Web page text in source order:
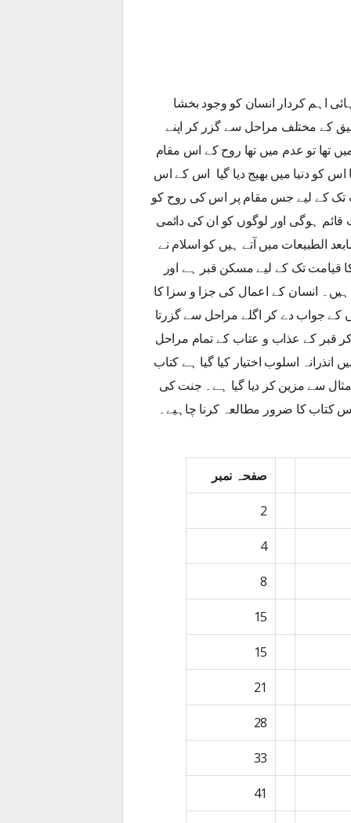
اہم کردار انسان کو وجود بخشا
کے مختلف مراحل سے گزر کر اپنے
تو عدم میں تھا روح کے اس مقام
کو دنیا میں بھیج دیا گیا اس کے اس
تک کے لیے جس مقام پر اس کی روح کو
قائم ہوگی اور لوگوں کو ان کی دائمی
الطبیعات میں آتے ہیں کو اسلام نے
قیامت تک کے لیے مسکن قبر ہے اور
انسان کے اعمال کی جزا و سزا کا
جواب دے کر اگلے مراحل سے گزرتا
قبر کے عذاب و عتاب کے تمام مراحل
اسلوب اختیار کیا گیا ہے کتاب
سے مزین کر دیا گیا ہے۔ جنت کی
کتاب کا ضرور مطالعہ کرنا چاہیے۔
صفحہ نمبر
2
4
8
15
15
21
28
33
41